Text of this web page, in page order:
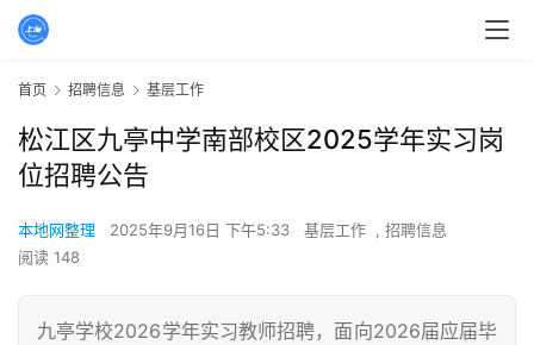
首页 招聘信息 基层工作
松江区九亭中学南部校区2025学年实习岗
位招聘公告
本地网整理 2025年9月16日 下午5:33 基层工作 , 招聘信息
阅读 148
九亭学校2026学年实习教师招聘，面向2026届应届毕